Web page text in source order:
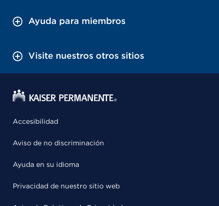
Ayuda para miembros
Visite nuestros otros sitios
Accesibilidad
Aviso de no discriminación
Ayuda en su idioma
Privacidad de nuestro sitio web